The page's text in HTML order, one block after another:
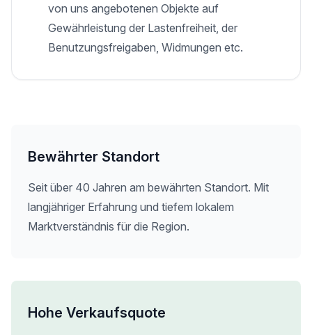
von uns angebotenen Objekte auf
Gewährleistung der Lastenfreiheit, der
Benutzungsfreigaben, Widmungen etc.
Bewährter Standort
Seit über 40 Jahren am bewährten Standort. Mit
langjähriger Erfahrung und tiefem lokalem
Marktverständnis für die Region.
Hohe Verkaufsquote